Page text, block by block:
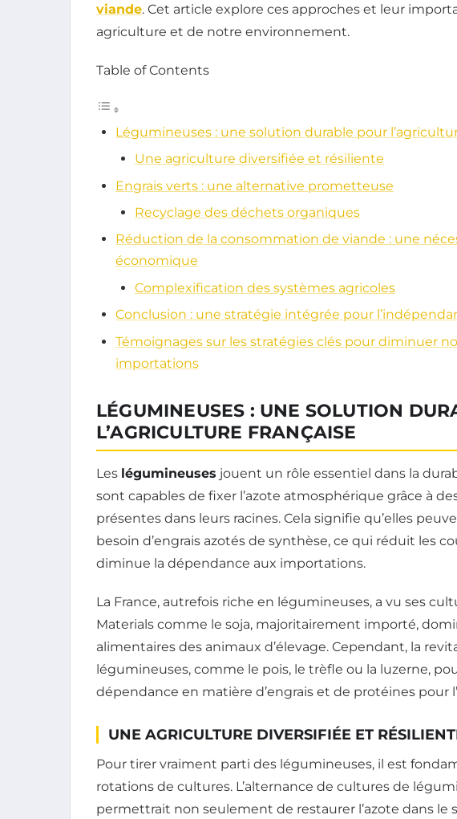
viande. Cet article explore ces approches et leur
agriculture et de notre environnement.
Table of Contents
Légumineuses : une solution durable pour
Une agriculture diversifiée et résiliente
Engrais verts : une alternative prometteuse
Recyclage des déchets organiques
Réduction de la consommation de viande : une
économique
Complexification des systèmes agricoles
Conclusion : une stratégie intégrée pour
Témoignages sur les stratégies clés pour diminuer
importations
LÉGUMINEUSES : UNE SOLUTION
L’AGRICULTURE FRANÇAISE
Les légumineuses jouent un rôle essentiel dans la
sont capables de fixer l’azote atmosphérique grâce à
présentes dans leurs racines. Cela signifie qu’elles
besoin d’engrais azotés de synthèse, ce qui réduit les
diminue la dépendance aux importations.
La France, autrefois riche en légumineuses, a vu ses
Materials comme le soja, majoritairement importé,
alimentaires des animaux d’élevage. Cependant, la
légumineuses, comme le pois, le trèfle ou la luzerne,
dépendance en matière d’engrais et de protéines pour
UNE AGRICULTURE DIVERSIFIÉE ET
Pour tirer vraiment parti des légumineuses, il est
rotations de cultures. L’alternance de cultures de
permettrait non seulement de restaurer l’azote dans le